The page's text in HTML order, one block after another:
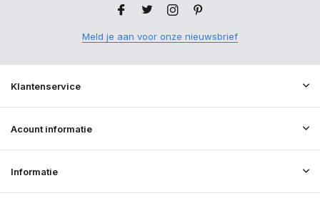
Meld je aan voor onze nieuwsbrief
Klantenservice
Acount informatie
Informatie